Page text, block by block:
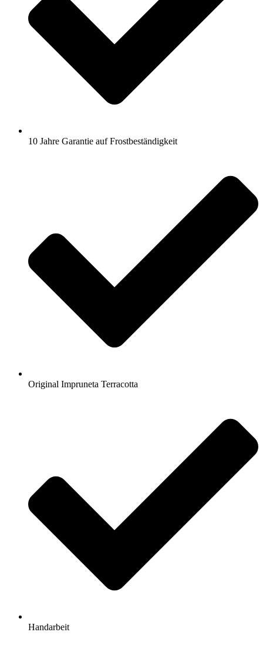
10 Jahre Garantie auf Frostbeständigkeit
Original Impruneta Terracotta
Handarbeit